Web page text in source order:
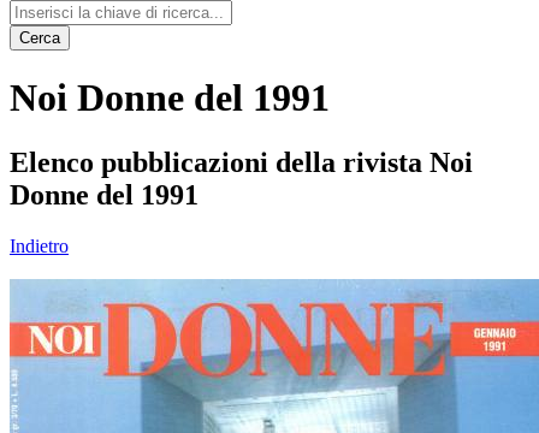
Cerca
Noi Donne del 1991
Elenco pubblicazioni della rivista Noi
Donne del 1991
Indietro